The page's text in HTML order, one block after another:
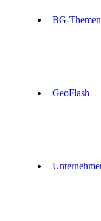
BG-
GeoFlash